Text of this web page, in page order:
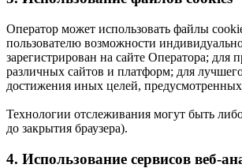
Оператор может использовать файлы
пользователю возможности
зарегистрирован на сайте Оператора; для
различных сайтов и платформ; для
достижения иных целей,
Технологии отслеживания могут быть
до закрытия браузера).
4. Использование сервисов веб-